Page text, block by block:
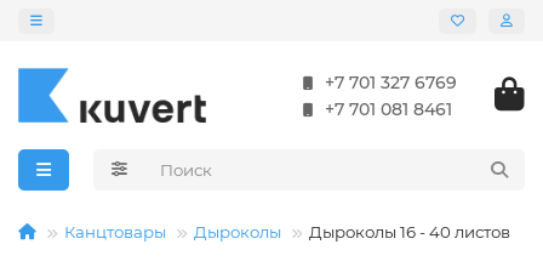
+7 701 327 6769
+7 701 081 8461
Канцтовары Дыроколы Дыроколы 16 - 40 листов